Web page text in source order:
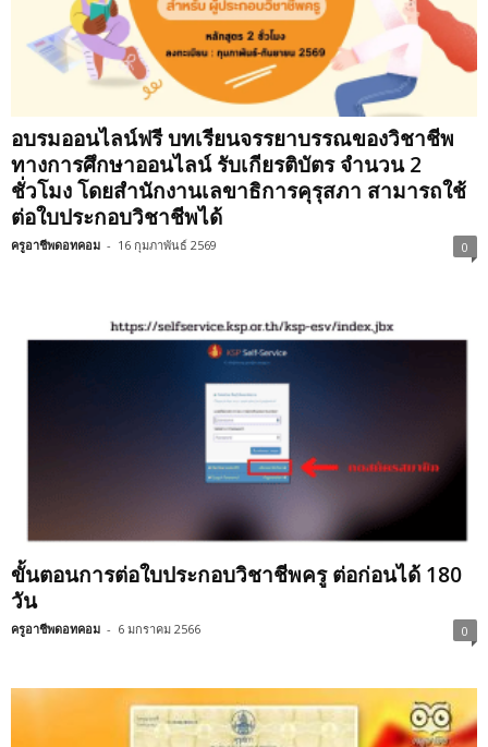
อบรมออนไลน์ฟรี บทเรียนจรรยาบรรณของวิชาชีพ
ทางการศึกษาออนไลน์ รับเกียรติบัตร จำนวน 2
ชั่วโมง โดยสำนักงานเลขาธิการคุรุสภา สามารถใช้
ต่อใบประกอบวิชาชีพได้
ครูอาชีพดอทคอม - 16 กุมภาพันธ์ 2569 0
ขั้นตอนการต่อใบประกอบวิชาชีพครู ต่อก่อนได้ 180
วัน
ครูอาชีพดอทคอม - 6 มกราคม 2566 0